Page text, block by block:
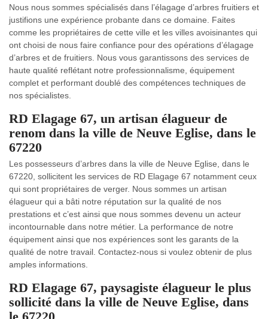
Nous nous sommes spécialisés dans l’élagage d’arbres fruitiers et
justifions une expérience probante dans ce domaine. Faites
comme les propriétaires de cette ville et les villes avoisinantes qui
ont choisi de nous faire confiance pour des opérations d’élagage
d’arbres et de fruitiers. Nous vous garantissons des services de
haute qualité reflétant notre professionnalisme, équipement
complet et performant doublé des compétences techniques de
nos spécialistes.
RD Elagage 67, un artisan élagueur de
renom dans la ville de Neuve Eglise, dans le
67220
Les possesseurs d’arbres dans la ville de Neuve Eglise, dans le
67220, sollicitent les services de RD Elagage 67 notamment ceux
qui sont propriétaires de verger. Nous sommes un artisan
élagueur qui a bâti notre réputation sur la qualité de nos
prestations et c’est ainsi que nous sommes devenu un acteur
incontournable dans notre métier. La performance de notre
équipement ainsi que nos expériences sont les garants de la
qualité de notre travail. Contactez-nous si voulez obtenir de plus
amples informations.
RD Elagage 67, paysagiste élagueur le plus
sollicité dans la ville de Neuve Eglise, dans